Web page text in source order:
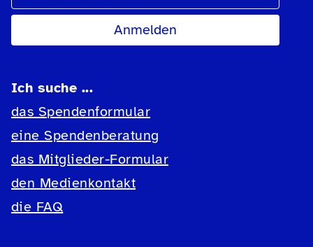
Ich suche ...
das Spendenformular
eine Spendenberatung
das Mitglieder-Formular
den Medienkontakt
die FAQ